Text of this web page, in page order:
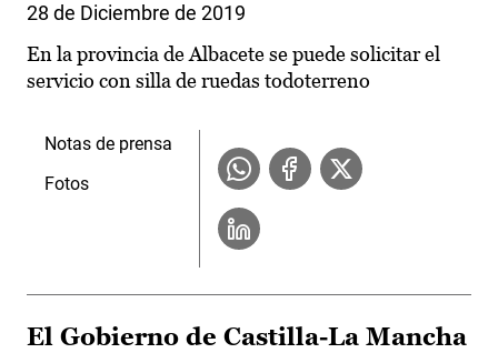
28 de Diciembre de 2019
En la provincia de Albacete se puede solicitar el
servicio con silla de ruedas todoterreno
Notas de prensa
Fotos
El Gobierno de Castilla-La Mancha